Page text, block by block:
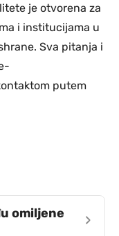
je otvorena za
i institucijama u
Sva pitanja i
putem
omiljene
›